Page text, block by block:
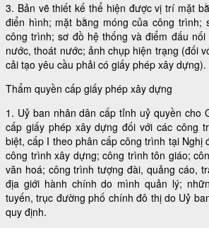
3. Bản vẽ thiết kế thể hiện được vị trí mặt
điển hình; mặt bằng móng của công trình;
công trình; sơ đồ hệ thống và điểm đấu
nước, thoát nước; ảnh chụp hiện trạng (đối
cải tạo yêu cầu phải có giấy phép xây dựng).
Thẩm quyền cấp giấy phép xây dựng
1. Uỷ ban nhân dân cấp tỉnh uỷ quyền cho
cấp giấy phép xây dựng đối với các công
biệt, cấp I theo phân cấp công trình tại Nghị
công trình xây dựng; công trình tôn giáo;
văn hoá; công trình tượng đài, quảng cáo,
địa giới hành chính do mình quản lý;
tuyến, trục đường phố chính đô thị do Uỷ
quy định.